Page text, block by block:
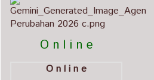
          O n l i n e
O n l i n e